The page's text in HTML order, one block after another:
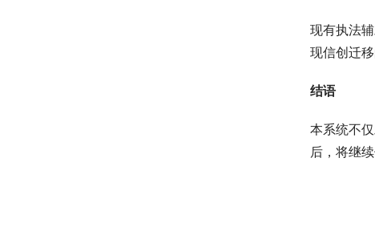
现有执法
现信创迁移
结语
本系统不
后，将继